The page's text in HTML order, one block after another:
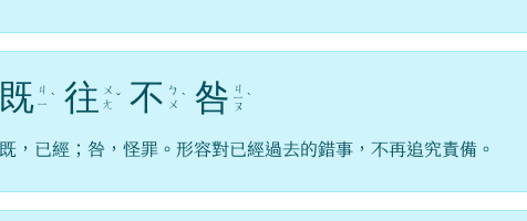
既 ㄐ
ㄧ ˋ 往 ㄨ
ㄤ ˇ 不 ㄅ
ㄨ ˋ 咎 ㄐ
ㄧ
ㄡ
ˋ
既，已經；咎，怪罪。形容對已經過去的錯事，不再追究責備。